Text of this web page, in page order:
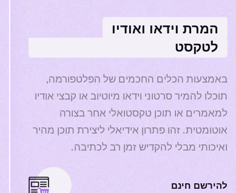
המרת וידאו ואודיו
לטקסט
באמצעות הכלים החכמים של הפלטפורמה,
תוכלו להמיר סרטוני וידאו מיוטיוב או קבצי אודיו
למאמרים או תוכן טקסטואלי אחר בצורה
אוטומטית. זהו פתרון אידיאלי ליצירת תוכן מהיר
ואיכותי מבלי להקדיש זמן רב לכתיבה.
להירשם חינם